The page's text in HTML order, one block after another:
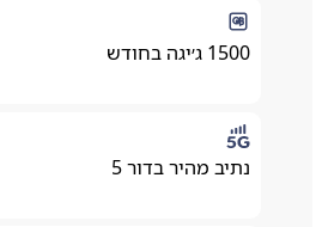
1500 ג׳יגה בחודש
נתיב מהיר בדור 5